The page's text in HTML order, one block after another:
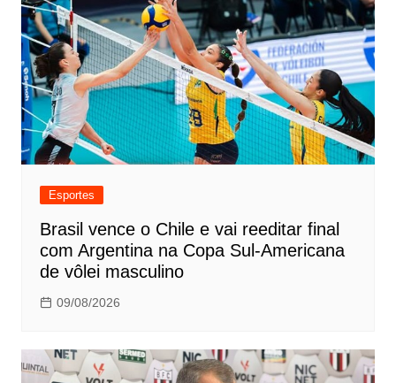
Esportes
Brasil vence o Chile e vai reeditar final
com Argentina na Copa Sul-Americana
de vôlei masculino
09/08/2026